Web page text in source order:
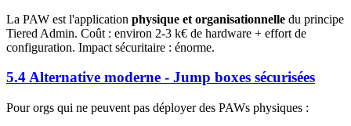
La PAW est l'application physique et organisationnelle du principe
Tiered Admin. Coût : environ 2-3 k€ de hardware + effort de
configuration. Impact sécuritaire : énorme.
5.4 Alternative moderne - Jump boxes sécurisées
Pour orgs qui ne peuvent pas déployer des PAWs physiques :